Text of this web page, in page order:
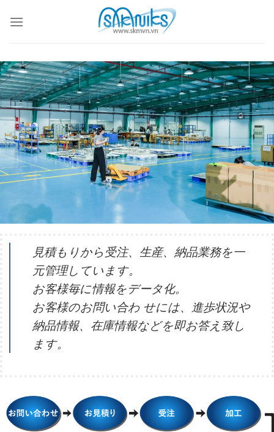
見積もりから受注、生産、納品業務を一
元管理しています。
お客様毎に情報をデータ化。
お客様のお問い合わ せには、進歩状況や
納品情報、在庫情報などを即お答え致し
ます。